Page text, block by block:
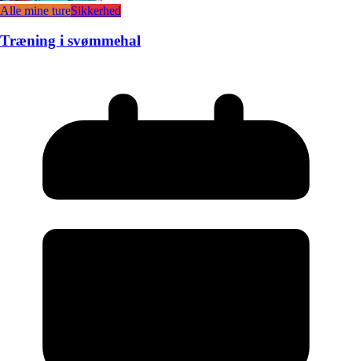
Alle mine tureSikkerhed
Træning i svømmehal